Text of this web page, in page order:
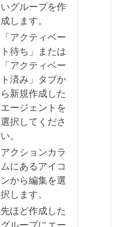
いグループを作
成します。
「アクティベー
ト待ち」または
「アクティベー
ト済み」タブか
ら新規作成した
エージェントを
選択してくださ
い。
アクションカラ
ムにあるアイコ
ンから編集を選
択します。
先ほど作成した
グループにエー